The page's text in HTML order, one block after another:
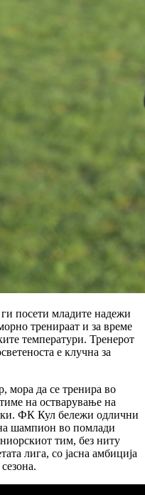
посети младите надежи
тренираат и за време
температури. Тренерот
е клучна за
мора да се тренира во
на остварување на
ФК Кул бележи одлични
шампион во помлади
тим, без ниту
лига, со јасна амбиција